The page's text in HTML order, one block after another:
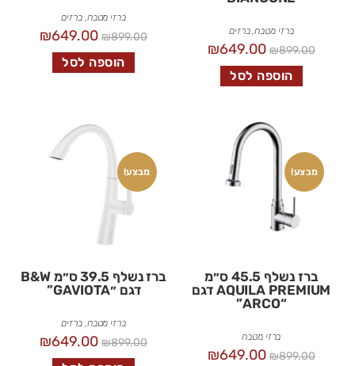
ברזי מטבח,ברזים
₪899.00
₪649.00
הוספה לסל
ברזי מטבח,ברזים
₪899.00
₪649.00
הוספה לסל
מבצע!
ברז נשלף 45.5 ס״מ
AQUILA PREMIUM דגם
“ARCO”
ברזי מטבח
₪899.00
₪649.00
מבצע!
ברז נשלף 39.5 ס״מ B&W
דגם ״GAVIOTA”
ברזי מטבח,ברזים
₪899.00
₪649.00